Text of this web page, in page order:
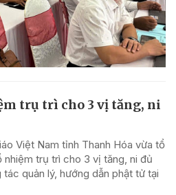
trụ trì cho 3 vị tăng, ni
Việt Nam tỉnh Thanh Hóa vừa tổ
trụ trì cho 3 vị tăng, ni đủ
quản lý, hướng dẫn phật tử tại